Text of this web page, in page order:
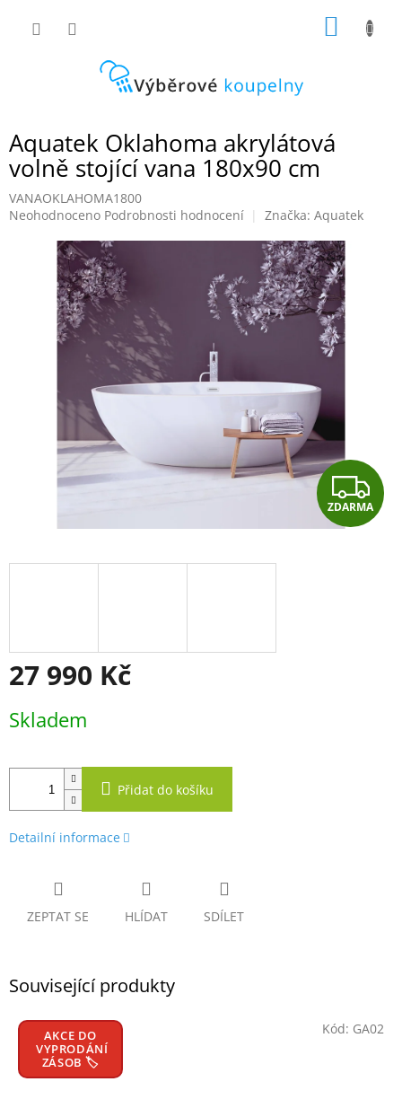
Aquatek Oklahoma akrylátová
volně stojící vana 180x90 cm
VANAOKLAHOMA1800
Průměrné
produktu
hvězdiček.
Neohodnoceno Podrobnosti hodnocení Značka: Aquatek
Z
D
ZDARMA
27 990 Kč
cena:
Skladem
Přidat do košíku
Detailní informace
ZEPTAT SE HLÍDAT SDÍLET
Související produkty
AKCE DO
VYPRODÁNÍ
ZÁSOB 🏷️
Kód: GA02